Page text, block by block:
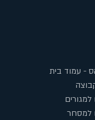
- עמוד בית
למגורים
למסחר